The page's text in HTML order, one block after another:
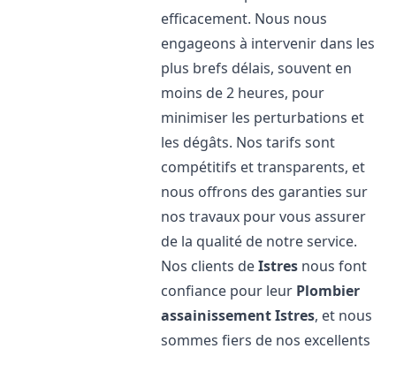
efficacement. Nous nous
engageons à intervenir dans les
plus brefs délais, souvent en
moins de 2 heures, pour
minimiser les perturbations et
les dégâts. Nos tarifs sont
compétitifs et transparents, et
nous offrons des garanties sur
nos travaux pour vous assurer
de la qualité de notre service.
Nos clients deIstres nous font
confiance pour leur Plombier
assainissementIstres, et nous
sommes fiers de nos excellents